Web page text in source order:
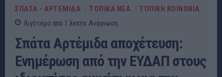
ΣΠΑΤΑ - ΑΡΤΕΜΙΔΑ ΤΟΠΙΚΑ ΝΕΑ ΤΟΠΙΚΗ ΚΟΙΝΩΝΙΑ
Λιγότερο από 1 λεπτα Ανάγνωση
Σπάτα Αρτέμιδα αποχέτευση:
Ενημέρωση από την ΕΥΔΑΠ στους